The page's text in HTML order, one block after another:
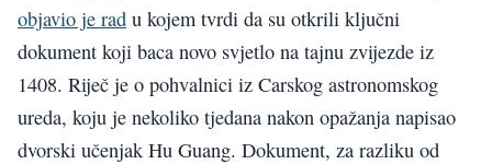
objavio je rad u kojem tvrdi da su otkrili ključni
dokument koji baca novo svjetlo na tajnu zvijezde iz
1408. Riječ je o pohvalnici iz Carskog astronomskog
ureda, koju je nekoliko tjedana nakon opažanja napisao
dvorski učenjak Hu Guang. Dokument, za razliku od